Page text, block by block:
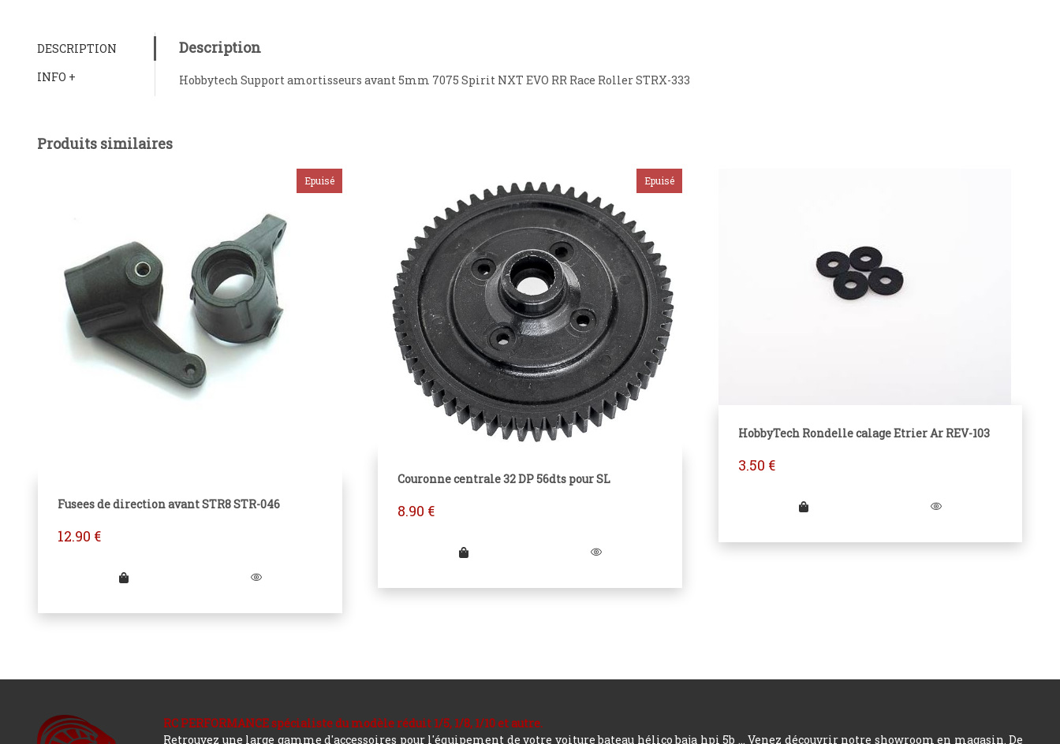
DESCRIPTION
INFO +
Description
Hobbytech Support amortisseurs avant 5mm 7075 Spirit NXT EVO RR Race Roller STRX-333
Produits similaires
Fusees de direction avant STR8 STR-046
12.90 €
Couronne centrale 32 DP 56dts pour SL
8.90 €
HobbyTech Rondelle calage Etrier Ar REV-103
3.50 €
RC PERFORMANCE spécialiste du modèle réduit 1/5, 1/8, 1/10 et autre.
Retrouvez une large gamme d'accessoires pour l'équipement de votre voiture bateau hélico baja hpi 5b ... Venez découvrir notre showroom en magasin. De